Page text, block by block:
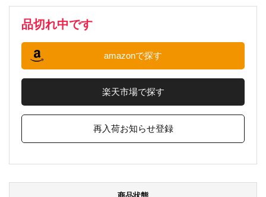
品切れ中です
amazonで探す
楽天市場で探す
再入荷お知らせ登録